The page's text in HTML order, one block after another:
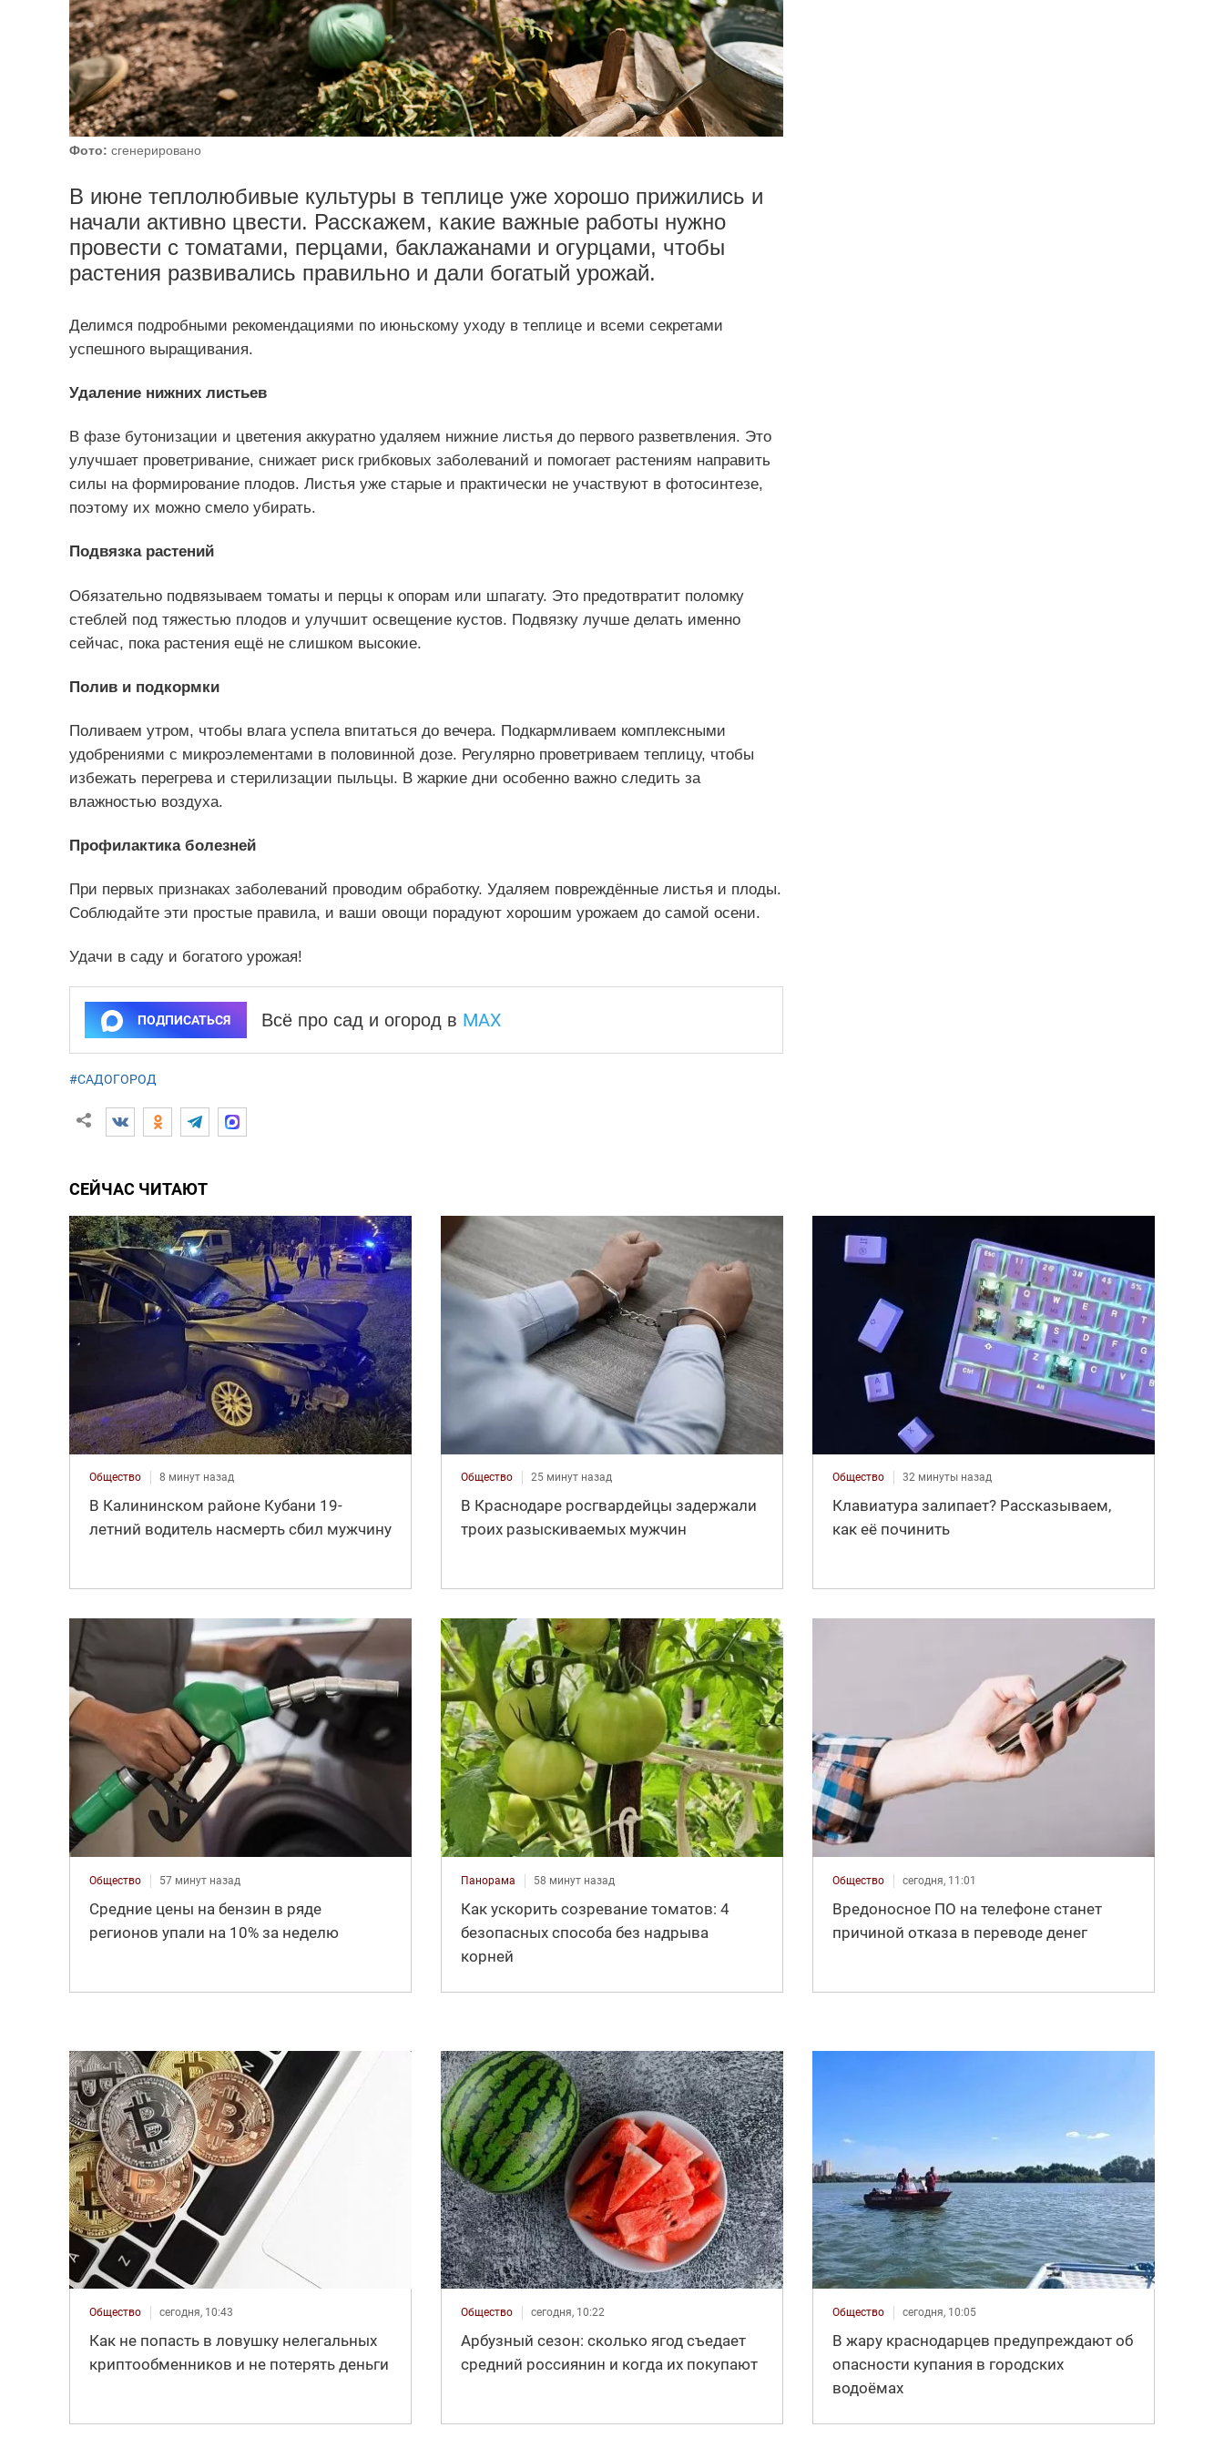
Фото: сгенерировано
В июне теплолюбивые культуры в теплице уже хорошо прижились и
начали активно цвести. Расскажем, какие важные работы нужно
провести с томатами, перцами, баклажанами и огурцами, чтобы
растения развивались правильно и дали богатый урожай.
Делимся подробными рекомендациями по июньскому уходу в теплице и всеми секретами
успешного выращивания.
Удаление нижних листьев
В фазе бутонизации и цветения аккуратно удаляем нижние листья до первого разветвления. Это
улучшает проветривание, снижает риск грибковых заболеваний и помогает растениям направить
силы на формирование плодов. Листья уже старые и практически не участвуют в фотосинтезе,
поэтому их можно смело убирать.
Подвязка растений
Обязательно подвязываем томаты и перцы к опорам или шпагату. Это предотвратит поломку
стеблей под тяжестью плодов и улучшит освещение кустов. Подвязку лучше делать именно
сейчас, пока растения ещё не слишком высокие.
Полив и подкормки
Поливаем утром, чтобы влага успела впитаться до вечера. Подкармливаем комплексными
удобрениями с микроэлементами в половинной дозе. Регулярно проветриваем теплицу, чтобы
избежать перегрева и стерилизации пыльцы. В жаркие дни особенно важно следить за
влажностью воздуха.
Профилактика болезней
При первых признаках заболеваний проводим обработку. Удаляем повреждённые листья и плоды.
Соблюдайте эти простые правила, и ваши овощи порадуют хорошим урожаем до самой осени.
Удачи в саду и богатого урожая!
ПОДПИСАТЬСЯ Всё про сад и огород в MAX
#САДОГОРОД
СЕЙЧАС ЧИТАЮТ
Общество 8 минут назад
В Калининском районе Кубани 19-
летний водитель насмерть сбил мужчину
Общество 25 минут назад
В Краснодаре росгвардейцы задержали
троих разыскиваемых мужчин
Общество 32 минуты назад
Клавиатура залипает? Рассказываем,
как её починить
Общество 57 минут назад
Средние цены на бензин в ряде
регионов упали на 10% за неделю
Панорама 58 минут назад
Как ускорить созревание томатов: 4
безопасных способа без надрыва
корней
Общество сегодня, 11:01
Вредоносное ПО на телефоне станет
причиной отказа в переводе денег
Общество сегодня, 10:43
Как не попасть в ловушку нелегальных
криптообменников и не потерять деньги
Общество сегодня, 10:22
Арбузный сезон: сколько ягод съедает
средний россиянин и когда их покупают
Общество сегодня, 10:05
В жару краснодарцев предупреждают об
опасности купания в городских
водоёмах